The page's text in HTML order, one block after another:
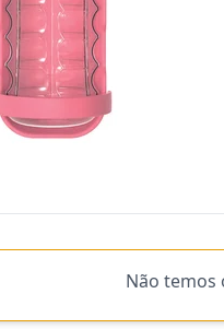
Não temos